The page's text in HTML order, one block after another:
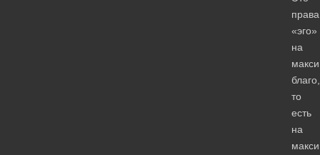
права
«эго»
на
благо,
то
есть
на